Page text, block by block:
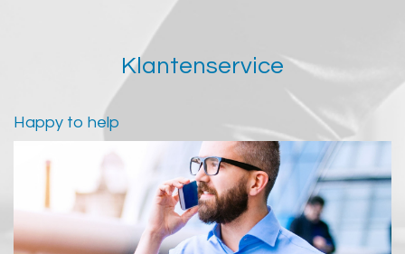
Klantenservice
Happy to help